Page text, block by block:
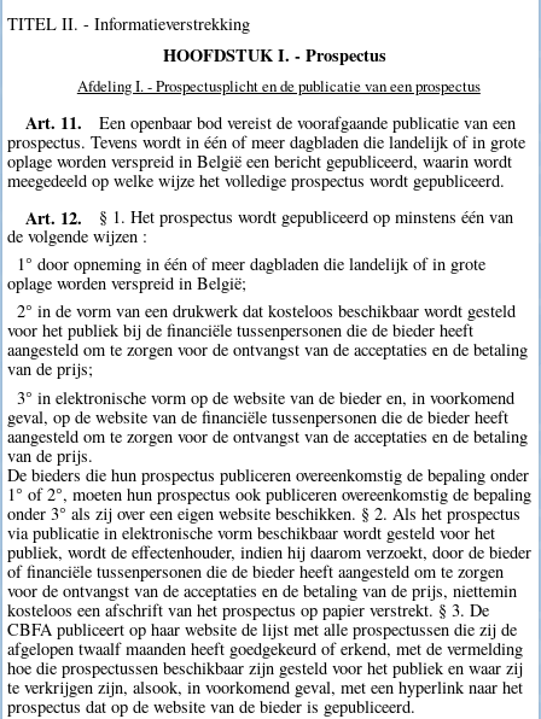
TITEL II. - Informatieverstrekking
HOOFDSTUK I. - Prospectus
Afdeling I. - Prospectusplicht en de publicatie van een prospectus
Art. 11.
Een openbaar bod vereist de voorafgaande publicatie van een
prospectus. Tevens wordt in één of meer dagbladen die landelijk of in grote
oplage worden verspreid in België een bericht gepubliceerd, waarin wordt
meegedeeld op welke wijze het volledige prospectus wordt gepubliceerd.
Art. 12.
§ 1. Het prospectus wordt gepubliceerd op minstens één van
de volgende wijzen :
1° door opneming in één of meer dagbladen die landelijk of in grote
oplage worden verspreid in België;
2° in de vorm van een drukwerk dat kosteloos beschikbaar wordt gesteld
voor het publiek bij de financiële tussenpersonen die de bieder heeft
aangesteld om te zorgen voor de ontvangst van de acceptaties en de betaling
van de prijs;
3° in elektronische vorm op de website van de bieder en, in voorkomend
geval, op de website van de financiële tussenpersonen die de bieder heeft
aangesteld om te zorgen voor de ontvangst van de acceptaties en de betaling
van de prijs.
De bieders die hun prospectus publiceren overeenkomstig de bepaling onder
1° of 2°, moeten hun prospectus ook publiceren overeenkomstig de bepaling
onder 3° als zij over een eigen website beschikken. § 2. Als het prospectus
via publicatie in elektronische vorm beschikbaar wordt gesteld voor het
publiek, wordt de effectenhouder, indien hij daarom verzoekt, door de bieder
of financiële tussenpersonen die de bieder heeft aangesteld om te zorgen
voor de ontvangst van de acceptaties en de betaling van de prijs, niettemin
kosteloos een afschrift van het prospectus op papier verstrekt. § 3. De
CBFA publiceert op haar website de lijst met alle prospectussen die zij de
afgelopen twaalf maanden heeft goedgekeurd of erkend, met de vermelding
hoe die prospectussen beschikbaar zijn gesteld voor het publiek en waar zij
te verkrijgen zijn, alsook, in voorkomend geval, met een hyperlink naar het
prospectus dat op de website van de bieder is gepubliceerd.